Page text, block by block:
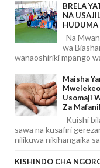
BRELA
NA
HUDUMA
Na
wa
wanaoshiriki mpango
Maisha
Usomaji
Za
Kuishi
sawa na kusafiri
nilikuwa nikihangaika
KISHINDO CHA